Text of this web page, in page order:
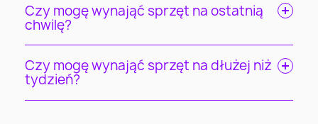
Czy mogę wynająć sprzęt na ostatnią
chwilę?
Czy mogę wynająć sprzęt na dłużej niż
tydzień?